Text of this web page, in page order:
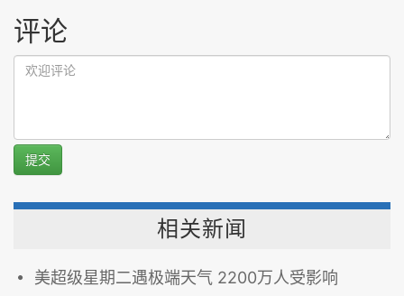
评论
提交
相关新闻
美超级星期二遇极端天气 2200万人受影响